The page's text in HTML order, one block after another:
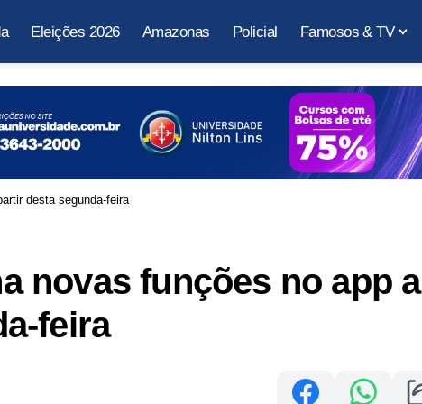
Eleições 2026 Amazonas Policial Famosos & TV
desta segunda-feira
novas funções no app a
feira